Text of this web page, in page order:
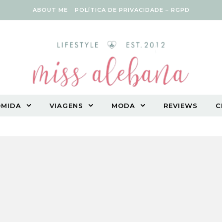
ABOUT ME POLÍTICA DE PRIVACIDADE – RGPD
VIAGENS MODA REVIEWS